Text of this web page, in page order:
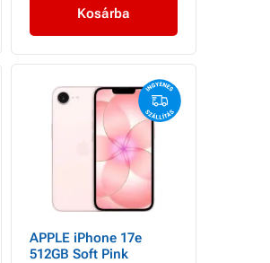
Kosárba
APPLE iPhone 17e
512GB Soft Pink